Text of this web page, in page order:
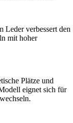
Leder verbessert den
mit hoher
Plätze und
eignet sich für